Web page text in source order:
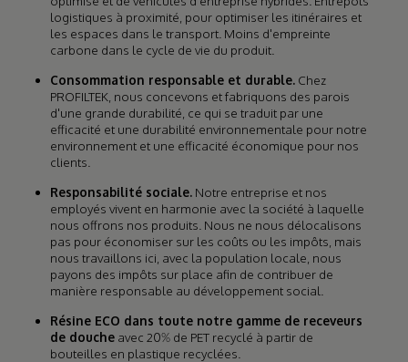
logistiques à proximité, pour optimiser les itinéraires et
les espaces dans le transport. Moins d'empreinte
carbone dans le cycle de vie du produit.
Consommation responsable et durable. Chez
PROFILTEK, nous concevons et fabriquons des parois
d'une grande durabilité, ce qui se traduit par une
efficacité et une durabilité environnementale pour notre
environnement et une efficacité économique pour nos
clients.
Responsabilité sociale. Notre entreprise et nos
employés vivent en harmonie avec la société à laquelle
nous offrons nos produits. Nous ne nous délocalisons
pas pour économiser sur les coûts ou les impôts, mais
nous travaillons ici, avec la population locale, nous
payons des impôts sur place afin de contribuer de
manière responsable au développement social.
Résine ECO dans toute notre gamme de receveurs
de douche avec 20% de PET recyclé à partir de
bouteilles en plastique recyclées.